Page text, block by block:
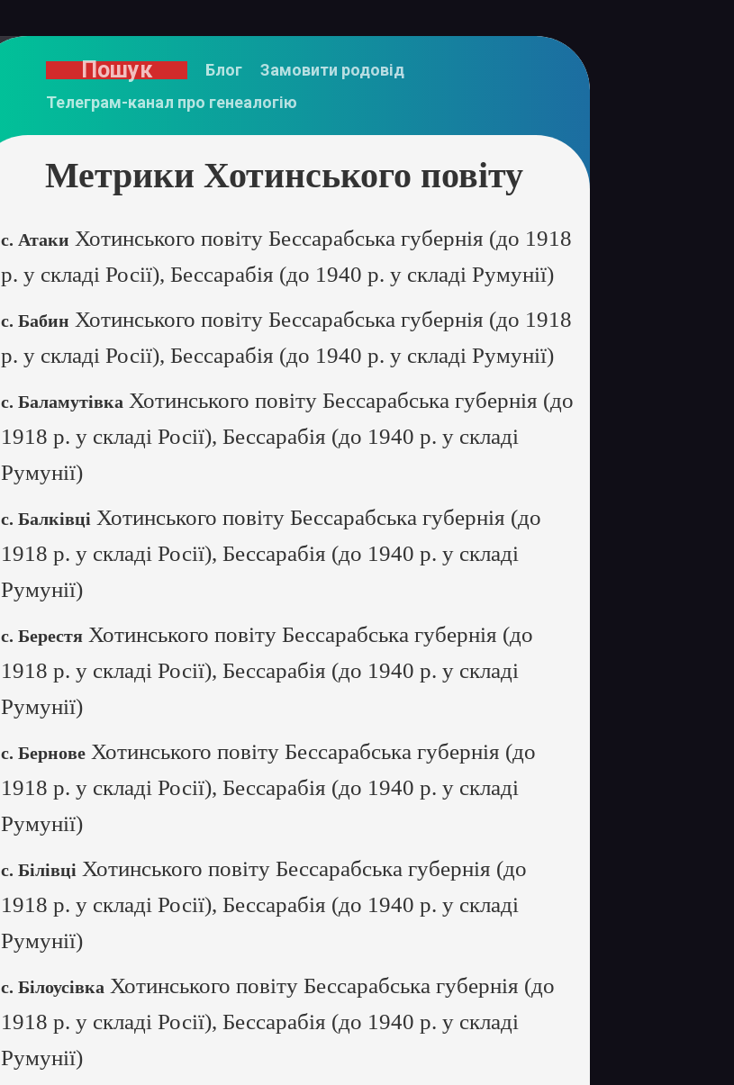
Пошук Блог
Замовити родовід
Телеграм-канал про генеалогію
Метрики Хотинського повіту
с. Атаки Хотинського повіту Бессарабська губернія (до 1918
р. у складі Росії), Бессарабія (до 1940 р. у складі Румунії)
с. Бабин Хотинського повіту Бессарабська губернія (до 1918
р. у складі Росії), Бессарабія (до 1940 р. у складі Румунії)
с. Баламутівка Хотинського повіту Бессарабська губернія (до
1918 р. у складі Росії), Бессарабія (до 1940 р. у складі
Румунії)
с. Балківці Хотинського повіту Бессарабська губернія (до
1918 р. у складі Росії), Бессарабія (до 1940 р. у складі
Румунії)
с. Берестя Хотинського повіту Бессарабська губернія (до
1918 р. у складі Росії), Бессарабія (до 1940 р. у складі
Румунії)
с. Бернове Хотинського повіту Бессарабська губернія (до
1918 р. у складі Росії), Бессарабія (до 1940 р. у складі
Румунії)
с. Білівці Хотинського повіту Бессарабська губернія (до
1918 р. у складі Росії), Бессарабія (до 1940 р. у складі
Румунії)
с. Білоусівка Хотинського повіту Бессарабська губернія (до
1918 р. у складі Росії), Бессарабія (до 1940 р. у складі
Румунії)